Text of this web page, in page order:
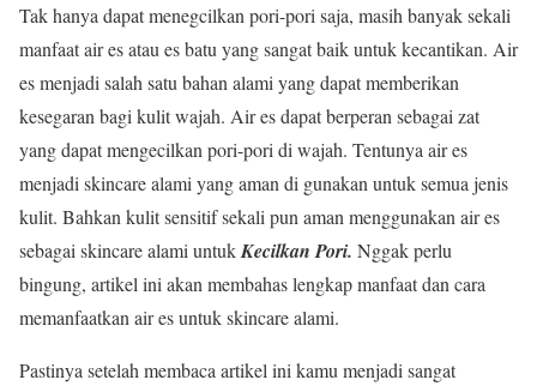
Tak hanya dapat menegcilkan pori-pori saja, masih banyak sekali
manfaat air es atau es batu yang sangat baik untuk kecantikan. Air
es menjadi salah satu bahan alami yang dapat memberikan
kesegaran bagi kulit wajah. Air es dapat berperan sebagai zat
yang dapat mengecilkan pori-pori di wajah. Tentunya air es
menjadi skincare alami yang aman di gunakan untuk semua jenis
kulit. Bahkan kulit sensitif sekali pun aman menggunakan air es
sebagai skincare alami untukKecilkan Pori. Nggak perlu
bingung, artikel ini akan membahas lengkap manfaat dan cara
memanfaatkan air es untuk skincare alami.
Pastinya setelah membaca artikel ini kamu menjadi sangat